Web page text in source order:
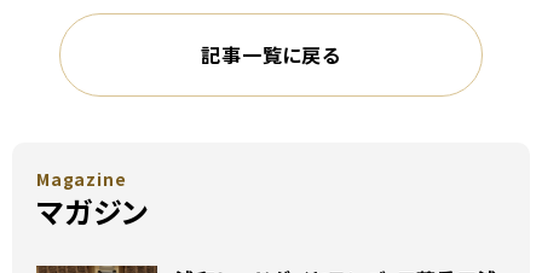
記事一覧に戻る
Magazine
マガジン